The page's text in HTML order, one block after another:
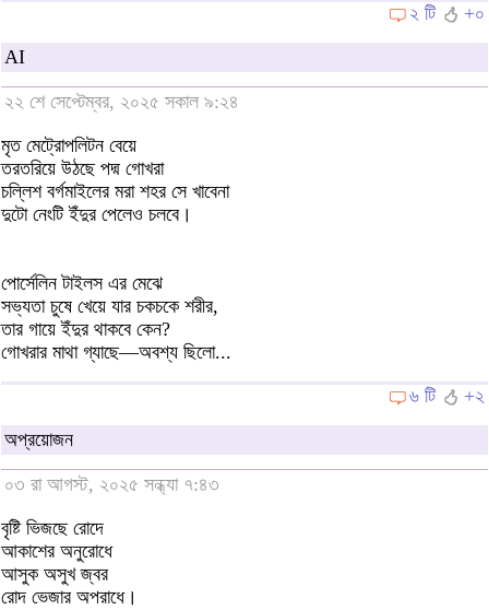
২ টি
+০
AI
২২ শে সেপ্টেম্বর, ২০২৫ সকাল ৯:২৪
মৃত মেট্রোপলিটন বেয়ে
তরতরিয়ে উঠছে পদ্ম গোখরা
চল্লিশ বর্গমাইলের মরা শহর সে খাবেনা
দুটো নেংটি ইঁদুর পেলেও চলবে।
পোর্সেলিন টাইলস এর মেঝে
সভ্যতা চুষে খেয়ে যার চকচকে শরীর,
তার গায়ে ইঁদুর থাকবে কেন?
গোখরার মাথা গ্যাছে—অবশ্য ছিলো...
৬ টি
+২
অপ্রয়োজন
০৩ রা আগস্ট, ২০২৫ সন্ধ্যা ৭:৪৩
বৃষ্টি ভিজছে রোদে
আকাশের অনুরোধে
আসুক অসুখ জ্বর
রোদ ভেজার অপরাধে।